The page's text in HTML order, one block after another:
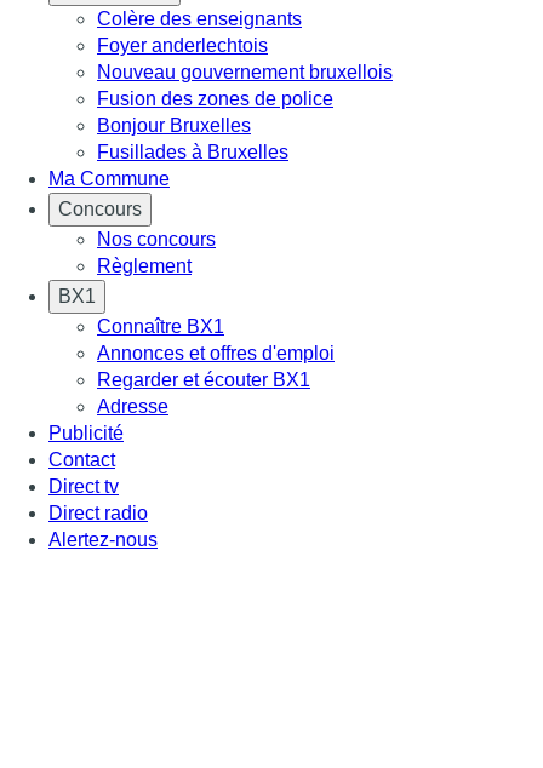
Colère des enseignants
Foyer anderlechtois
Nouveau gouvernement bruxellois
Fusion des zones de police
Bonjour Bruxelles
Fusillades à Bruxelles
Ma Commune
Concours
Nos concours
Règlement
BX1
Connaître BX1
Annonces et offres d'emploi
Regarder et écouter BX1
Adresse
Publicité
Contact
Direct tv
Direct radio
Alertez-nous